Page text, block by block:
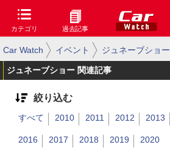
カテゴリ 過去記事
Car Watch イベント ジュネーブショー
ジュネーブショー 関連記事
絞り込む
すべて 2010 2011 2012 2013
2016 2017 2018 2019 2020